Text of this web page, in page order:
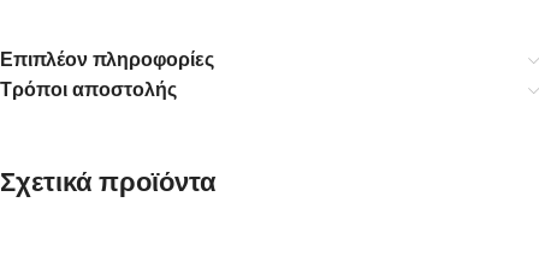
Επιπλέον πληροφορίες
Τρόποι αποστολής
Σχετικά προϊόντα